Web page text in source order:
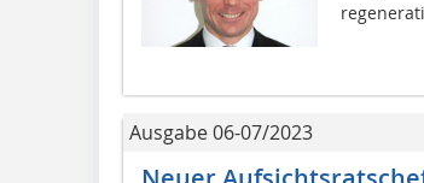
Ausgabe 06-07/2023